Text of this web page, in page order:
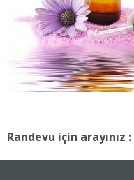
Randevu için arayınız :